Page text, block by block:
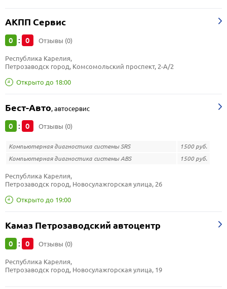
АКПП Сервис
0 : 0 Отзывы (0)
Открыто до 18:00
Республика Карелия,
Петрозаводск город, Комсомольский проспект, 2-А/2
Бест-Авто,автосервис
0 : 0 Отзывы (0)
Компьютерная диагностика системы SRS
1500 руб.
Компьютерная диагностика системы ABS
1500 руб.
Открыто до 19:00
Республика Карелия,
Петрозаводск город, Новосулажгорская улица, 26
Камаз Петрозаводский автоцентр
0 : 0 Отзывы (0)
Республика Карелия,
Петрозаводск город, Новосулажгорская улица, 19